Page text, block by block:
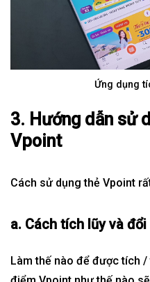
Ứng dụng
3. Hướng dẫn sử
Vpoint
Cách sử dụng thẻ Vpoint
a. Cách tích lũy và
Làm thế nào để được tích